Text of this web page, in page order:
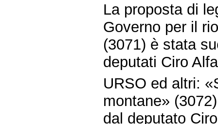
La proposta di
Governo per il
(3071) è stata
deputati Ciro
URSO ed altri:
montane»
dal deputato